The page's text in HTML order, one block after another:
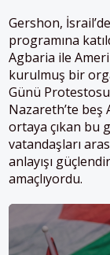
Gershon,
programına
Agbaria ile
kurulmuş bir
Günü
Nazareth’te beş
ortaya çıkan bu
vatandaşları
anlayışı
amaçlıyordu.